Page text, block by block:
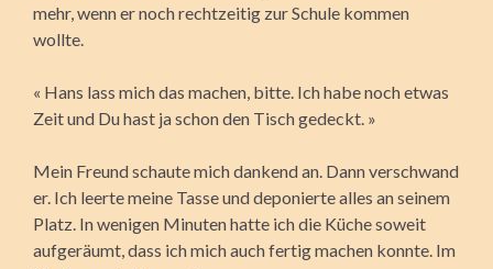
mehr, wenn er noch rechtzeitig zur Schule kommen
wollte.
« Hans lass mich das machen, bitte. Ich habe noch etwas
Zeit und Du hast ja schon den Tisch gedeckt. »
Mein Freund schaute mich dankend an. Dann verschwand
er. Ich leerte meine Tasse und deponierte alles an seinem
Platz. In wenigen Minuten hatte ich die Küche soweit
aufgeräumt, dass ich mich auch fertig machen konnte. Im